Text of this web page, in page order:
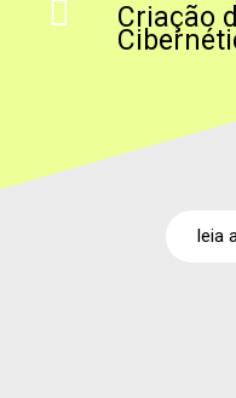
Criação
leia